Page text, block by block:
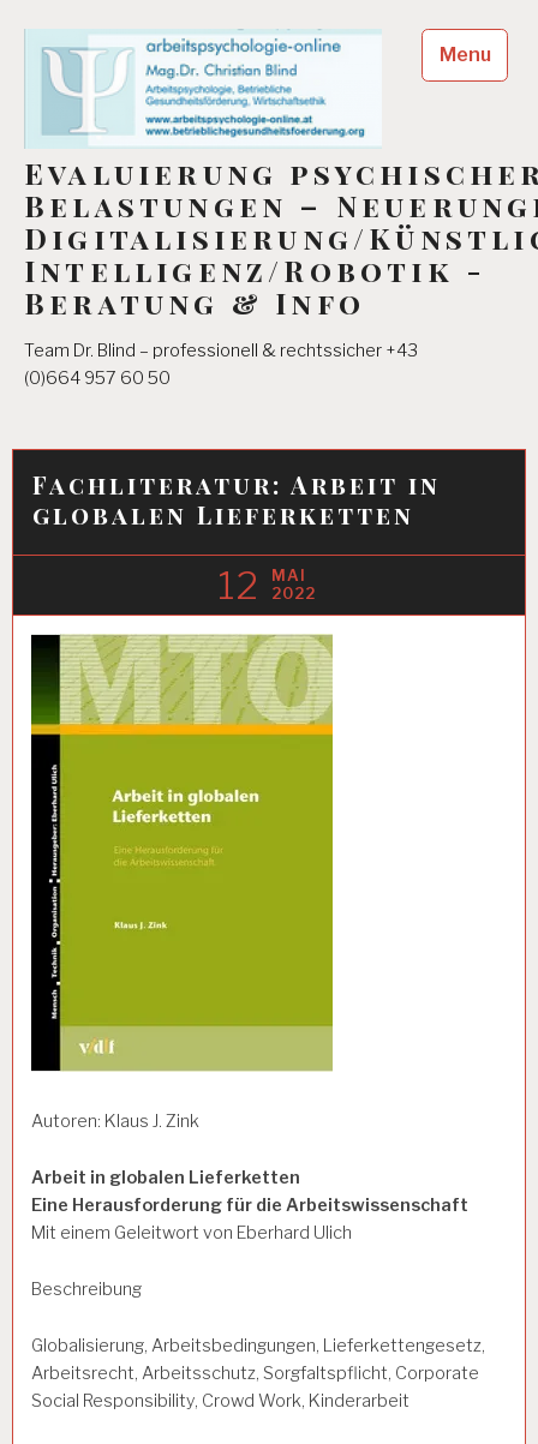
content
Evaluierung
Belastungen –
Digitalisierung/
Intelligenz/Robotik -
Beratung & Info
Team Dr. Blind – professionell & rechtssicher +43
(0)664 957 60 50
Menu
Fachliteratur: Arbeit in
globalen Lieferketten
12
MAI
2022
Autoren: Klaus J. Zink
Arbeit in globalen Lieferketten
Eine Herausforderung für die Arbeitswissenschaft
Mit einem Geleitwort von Eberhard Ulich
Beschreibung
Globalisierung, Arbeitsbedingungen, Lieferkettengesetz,
Arbeitsrecht, Arbeitsschutz, Sorgfaltspflicht, Corporate
Social Responsibility, Crowd Work, Kinderarbeit